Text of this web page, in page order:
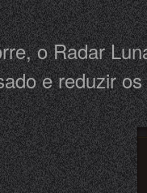
o Radar
e reduzir